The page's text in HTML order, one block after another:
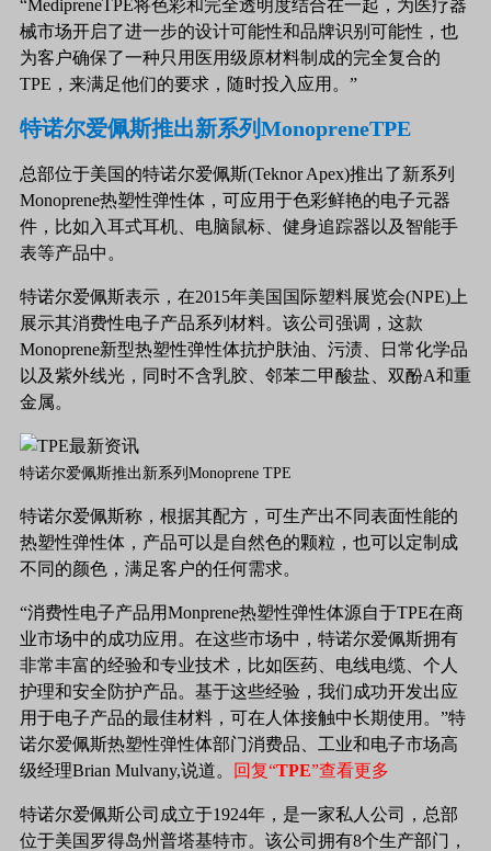
“MedipreneTPE将色彩和完全透明度结合在一起，为医疗器
械市场开启了进一步的设计可能性和品牌识别可能性，也
为客户确保了一种只用医用级原材料制成的完全复合的
TPE，来满足他们的要求，随时投入应用。”
特诺尔爱佩斯推出新系列MonopreneTPE
总部位于美国的特诺尔爱佩斯(Teknor Apex)推出了新系列
Monoprene热塑性弹性体，可应用于色彩鲜艳的电子元器
件，比如入耳式耳机、电脑鼠标、健身追踪器以及智能手
表等产品中。
特诺尔爱佩斯表示，在2015年美国国际塑料展览会(NPE)上
展示其消费性电子产品系列材料。该公司强调，这款
Monoprene新型热塑性弹性体抗护肤油、污渍、日常化学品
以及紫外线光，同时不含乳胶、邻苯二甲酸盐、双酚A和重
金属。
特诺尔爱佩斯推出新系列Monoprene TPE
特诺尔爱佩斯称，根据其配方，可生产出不同表面性能的
热塑性弹性体，产品可以是自然色的颗粒，也可以定制成
不同的颜色，满足客户的任何需求。
“消费性电子产品用Monprene热塑性弹性体源自于TPE在商
业市场中的成功应用。在这些市场中，特诺尔爱佩斯拥有
非常丰富的经验和专业技术，比如医药、电线电缆、个人
护理和安全防护产品。基于这些经验，我们成功开发出应
用于电子产品的最佳材料，可在人体接触中长期使用。”特
诺尔爱佩斯热塑性弹性体部门消费品、工业和电子市场高
级经理Brian Mulvany,说道。
回复“TPE”查看更多
特诺尔爱佩斯公司成立于1924年，是一家私人公司，总部
位于美国罗得岛州普塔基特市。该公司拥有8个生产部门，